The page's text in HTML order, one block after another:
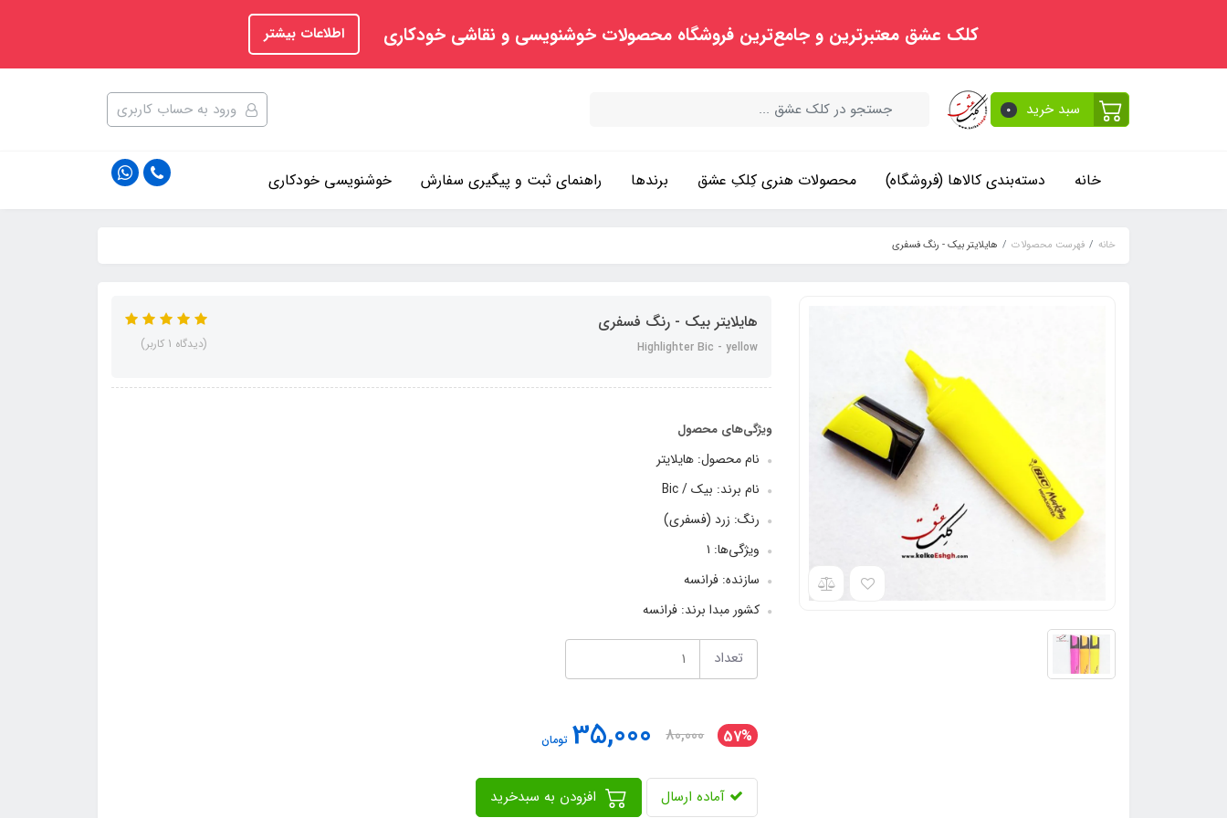
کلک عشق معتبرترین و جامع‌ترین فروشگاه محصولات خوشنویسی و نقاشی خودکاری اطلاعات بیشتر
سبد خرید 0 ورود به حساب کاربری
خانه دسته‌بندی کالاها (فروشگاه) محصولات هنری کِلکِ عشق برندها راهنمای ثبت و پیگیری سفارش خوشنویسی خودکاری
خانه فهرست محصولات هایلایتر بیک - رنگ فسفری
هایلایتر بیک - رنگ فسفری
Highlighter Bic - yellow (دیدگاه 1 کاربر)
ویژگی‌های محصول
نام محصول: هایلایتر
نام برند: بیک / Bic
رنگ: زرد (فسفری)
ویژگی‌ها: ۱
سازنده: فرانسه
کشور مبدا برند: فرانسه
تعداد
57%
80,000
35,000 تومان
آماده ارسال